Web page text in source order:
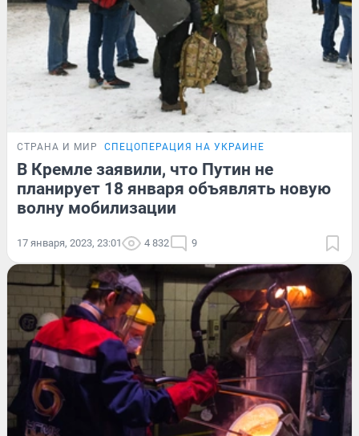
СТРАНА И МИР СПЕЦОПЕРАЦИЯ НА УКРАИНЕ
В Кремле заявили, что Путин не
планирует 18 января объявлять новую
волну мобилизации
17 января, 2023, 23:01 4 832 9